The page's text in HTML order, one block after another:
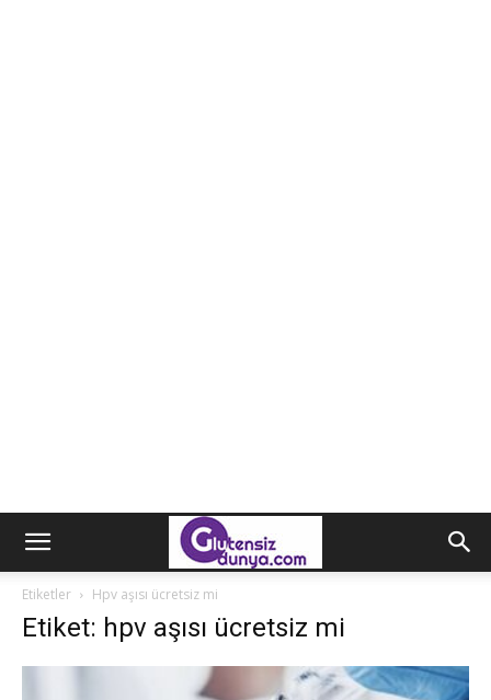
Etiketler Hpv aşısı ücretsiz mi
Etiket: hpv aşısı ücretsiz mi